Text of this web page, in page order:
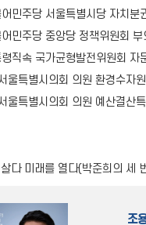
민주당 서울특별시당 자치분
민주당 중앙당 정책위원회 부
직속 국가균형발전위원회 자
울특별시의회 의원 환경수자
울특별시의회 의원 예산결산
다 미래를 열다(박준희의 세
조